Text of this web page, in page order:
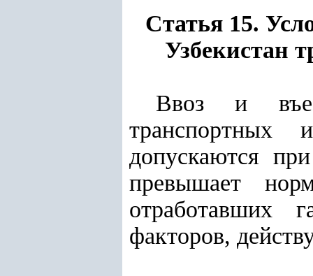
Статья 15.
Узбекистан
Ввоз и
допускаются
превышает
отработавших
факторов,